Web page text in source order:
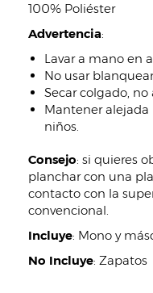
100% Poliéster
Advertencia:
Lavar a mano en
No usar
Secar colgado,
Mantener alejada
niños.
Consejo: si quieres
planchar con una
contacto con la
convencional.
Incluye: Mono y
No Incluye: Zapatos